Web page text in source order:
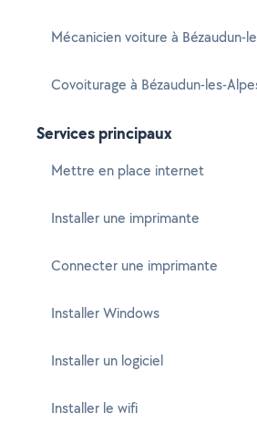
Mécanicien voiture à Bézaudun-
Covoiturage à Bézaudun-les-
Services principaux
Mettre en place internet
Installer une imprimante
Connecter une imprimante
Installer Windows
Installer un logiciel
Installer le wifi